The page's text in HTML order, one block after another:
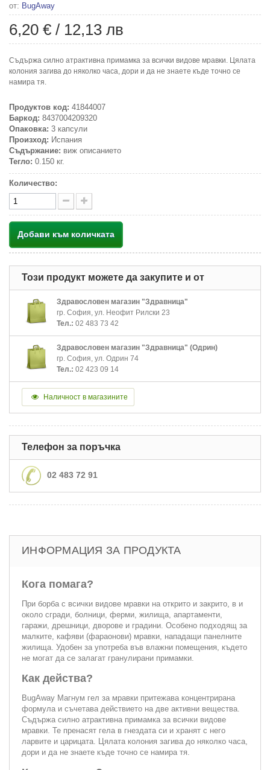
от: BugAway
6,20 € / 12,13 лв
Съдържа силно атрактивна примамка за всички видове мравки. Цялата
колония загива до няколко часа, дори и да не знаете къде точно се
намира тя.
Продуктов код: 41844007
Баркод: 8437004209320
Опаковка: 3 капсули
Произход: Испания
Съдържание: виж описанието
Тегло: 0.150 кг.
Количество:
Добави към количката
Този продукт можете да закупите и от
Здравословен магазин "Здравница"
гр. София, ул. Неофит Рилски 23
Тел.: 02 483 73 42
Здравословен магазин "Здравница" (Одрин)
гр. София, ул. Одрин 74
Тел.: 02 423 09 14
Наличност в магазините
Телефон за поръчка
02 483 72 91
ИНФОРМАЦИЯ ЗА ПРОДУКТА
Кога помага?
При борба с всички видове мравки на открито и закрито, в и
около сгради, болници, ферми, жилища, апартаменти,
гаражи, дрешници, дворове и градини. Особено подходящ за
малките, кафяви (фараонови) мравки, нападащи панелните
жилища. Удобен за употреба във влажни помещения, където
не могат да се залагат гранулирани примамки.
Как действа?
BugAway Магнум гел за мравки притежава концентрирана
формула и съчетава действието на две активни вещества.
Съдържа силно атрактивна примамка за всички видове
мравки. Те пренасят гела в гнездата си и хранят с него
ларвите и царицата. Цялата колония загива до няколко часа,
дори и да не знаете къде точно се намира тя.